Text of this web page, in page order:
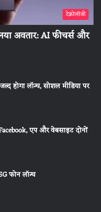
टेक्नोलॉजी
अवतार: AI फीचर्स और
होगा लॉन्च, सोशल मीडिया पर
एप और वेबसाइट दोनों
फोन लॉन्च